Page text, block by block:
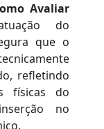
Avaliar
do
que o
refletindo
físicas do
no